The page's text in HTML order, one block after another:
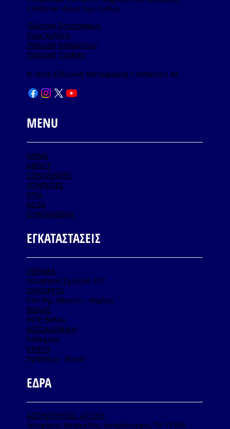
HOME
ABOUT
CONTAINERS
ΥΠΗΡΕΣΙΕΣ
ΕΡΓΑ
BLOG
ΕΠΙΚΟΙΝΩΝΙΑ
ΑΣΠΡΟΠΥΡΓΟΣ, ΑΤΤΙΚΗ
Λεωφόρος Μεγαρίδος, Ασπρόπυργος, ΤΚ.19300
ΕΔΡΑ
MENU
ΕΓΚΑΤΑΣΤΑΣΕΙΣ
ΠΕΡΑΜΑ
Λεωφόρος Σχιστού 107
ΟΙΝΟΦΥΤΑ
57ο Χλμ Αθηνών - Λαμίας
ΒΟΛΟΣ
ΒΙΠΕ Βόλου
ΘΕΣΣΑΛΟΝΙΚΗ
Καλοχώρι
ΚΡΗΤΗ
Ηράκλειο - Χανιά
Container όλων των τύπων.
Πολιτική Επιστροφών
Όροι Χρήσης
Πολιτική Απορρήτου
Πολιτική Cookies
© 2026 Ελληνική Μεταφορική Containers AE